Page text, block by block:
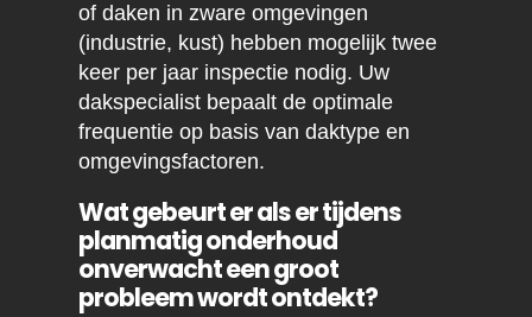
of daken in zware omgevingen
(industrie, kust) hebben mogelijk twee
keer per jaar inspectie nodig. Uw
dakspecialist bepaalt de optimale
frequentie op basis van daktype en
omgevingsfactoren.
Wat gebeurt er als er tijdens
planmatig onderhoud
onverwacht een groot
probleem wordt ontdekt?